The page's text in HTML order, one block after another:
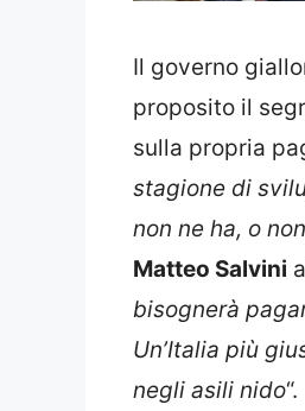
Il governo
proposito il
sulla propria
stagione di
non ne ha, o
Matteo Salvini
bisognerà
Un’Italia più
negli asili nido“.